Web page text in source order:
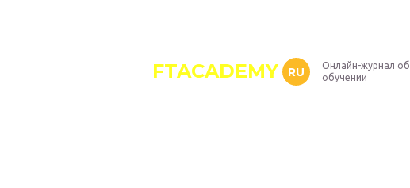
FTACADEMY RU
Онлайн-журнал об
обучении